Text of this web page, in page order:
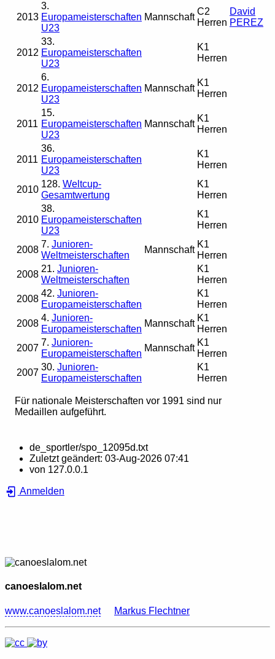
2013
3.
Europameisterschaften
U23
Mannschaft
C2
Herren
David
PEREZ
2012
33.
Europameisterschaften
U23
K1
Herren
2012
6.
Europameisterschaften
U23
Mannschaft
K1
Herren
2011
15.
Europameisterschaften
U23
Mannschaft
K1
Herren
2011
36.
Europameisterschaften
U23
K1
Herren
2010
128. Weltcup-
Gesamtwertung
K1
Herren
2010
38.
Europameisterschaften
U23
K1
Herren
2008
7. Junioren-
Weltmeisterschaften
Mannschaft
K1
Herren
2008
21. Junioren-
Weltmeisterschaften
K1
Herren
2008
42. Junioren-
Europameisterschaften
K1
Herren
2008
4. Junioren-
Europameisterschaften
Mannschaft
K1
Herren
2007
7. Junioren-
Europameisterschaften
Mannschaft
K1
Herren
2007
30. Junioren-
Europameisterschaften
K1
Herren
Für nationale Meisterschaften vor 1991 sind nur
Medaillen aufgeführt.
de_sportler/spo_12095d.txt
Zuletzt geändert: 03-Aug-2026 07:41
von 127.0.0.1
Anmelden
canoeslalom.net
www.canoeslalom.net Markus Flechtner